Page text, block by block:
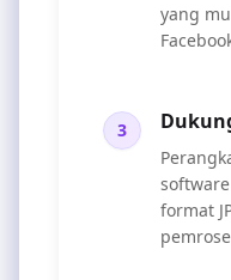
yang
3
format